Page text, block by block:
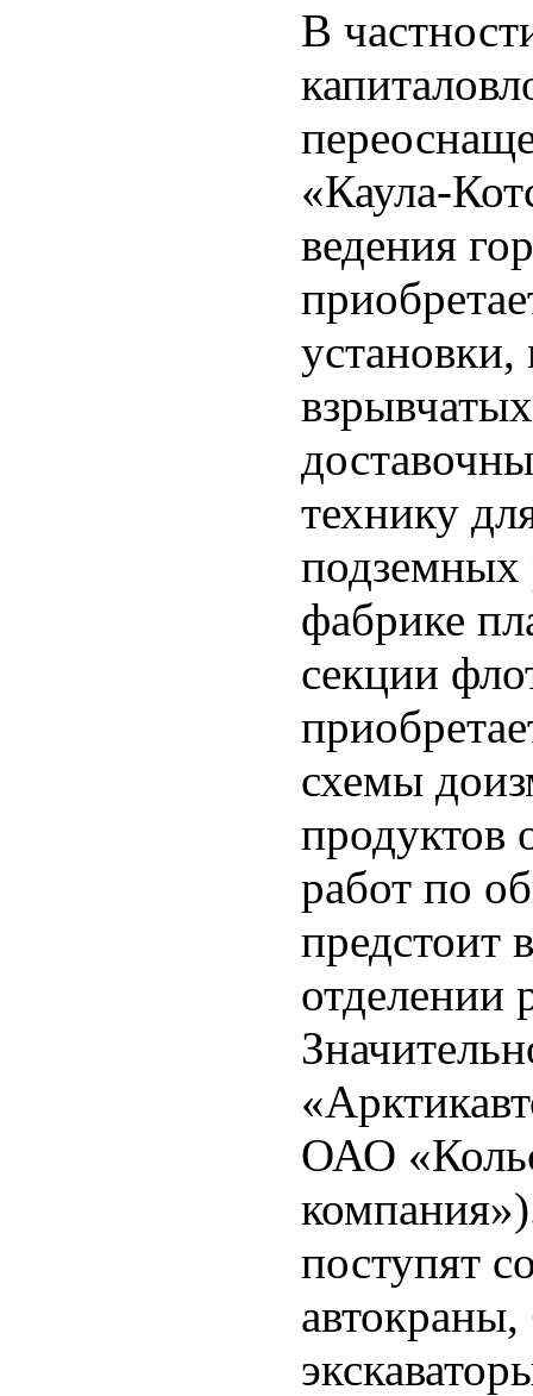
В
«Каула-
ведения
технику
подземных
фабрике
секции
схемы
продуктов
работ по
предстоит
отделении
ОАО
поступят